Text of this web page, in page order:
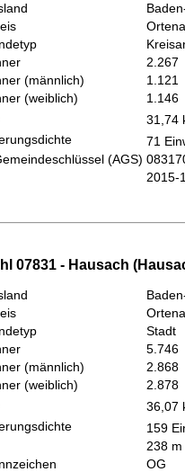
2.267
(männlich)
1.121
(weiblich)
1.146
31,74
71
(AGS)
2015-
07831 - Hausach
Stadt
5.746
(männlich)
2.868
(weiblich)
2.878
36,07
159
238
OG